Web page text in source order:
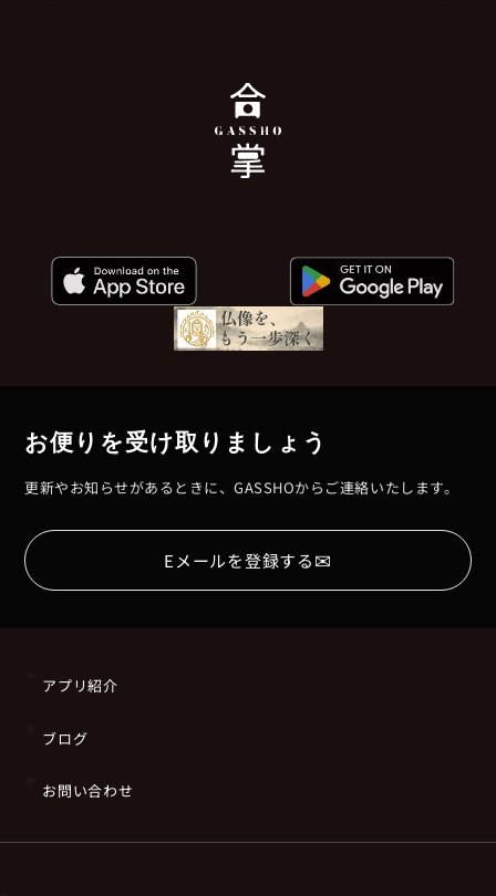
お便りを受け取りましょう
更新やお知らせがあるときに、GASSHOからご連絡いたします。
Eメールを登録する✉
アプリ紹介
ブログ
お問い合わせ